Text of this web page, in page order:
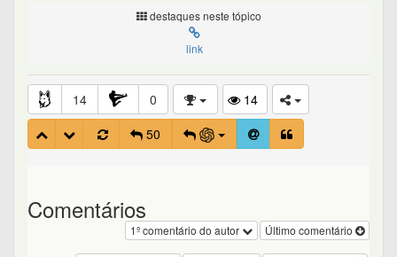
destaques neste tópico
link
14 0
14
50
Comentários
Último comentário
1º comentário do autor